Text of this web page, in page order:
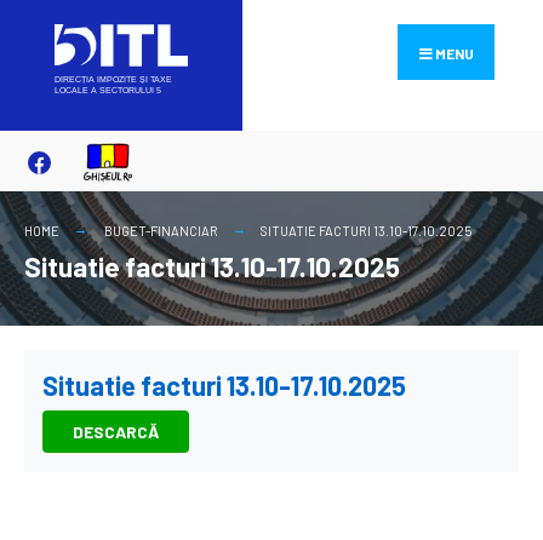
content
MENU
HOME BUGET-FINANCIAR SITUATIE FACTURI 13.10-17.10.2025
Situatie facturi 13.10-17.10.2025
Situatie facturi 13.10-17.10.2025
DESCARCĂ
for: